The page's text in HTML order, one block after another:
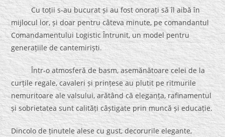
Cu toții s-au bucurat și au fost onorați să îl aibă în
mijlocul lor, și doar pentru câteva minute, pe comandantul
Comandamentului Logistic Întrunit, un model pentru
generațiile de cantemiriști.
Într-o atmosferă de basm, asemănătoare celei de la
curțile regale, cavaleri și prințese au plutit pe ritmurile
nemuritoare ale valsului, arătând că eleganța, rafinamentul
și sobrietatea sunt calități câștigate prin muncă și educație.
Dincolo de ținutele alese cu gust, decorurile elegante,